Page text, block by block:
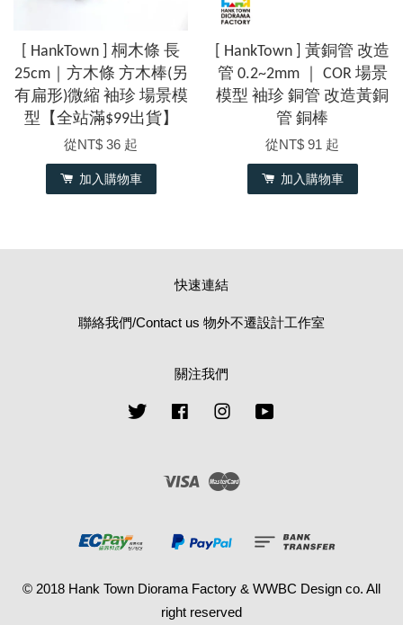
[ HankTown ] 桐木條 長
25cm｜方木條 方木棒(另
有扁形)微縮 袖珍 場景模
型【全站滿$99出貨】
從NT$ 36 起
加入購物車
[ HankTown ] 黃銅管 改造
管 0.2~2mm ｜ COR 場景
模型 袖珍 銅管 改造黃銅
管 銅棒
從NT$ 91 起
加入購物車
快速連結
聯絡我們/Contact us 物外不遷設計工作室
關注我們
Twitter FacebookInstagram
Visa
© 2018 Hank Town Diorama Factory & WWBC Design co. All
right reserved